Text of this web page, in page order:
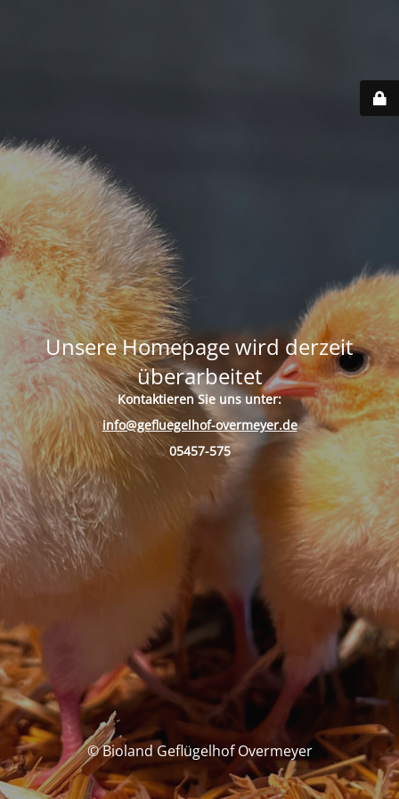
Unsere Homepage wird derzeit
überarbeitet
Kontaktieren Sie uns unter:
info@gefluegelhof-overmeyer.de
05457-575
© Bioland Geflügelhof Overmeyer